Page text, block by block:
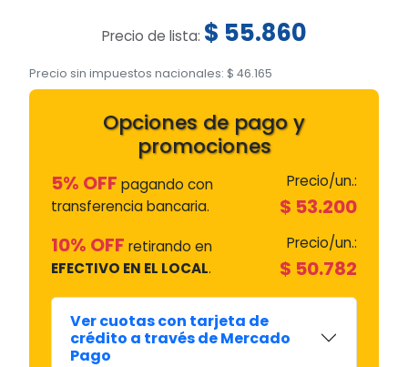
Precio de lista: $ 55.860
Precio sin impuestos nacionales: $ 46.165
Opciones de pago y
promociones
5% OFF pagando con
transferencia bancaria.
Precio/un.:
$ 53.200
10% OFF retirando en
EFECTIVO EN EL LOCAL.
Precio/un.:
$ 50.782
Ver cuotas con tarjeta de
crédito a través de Mercado
Pago